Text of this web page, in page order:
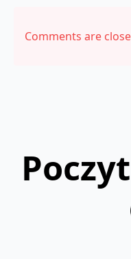
Comments are